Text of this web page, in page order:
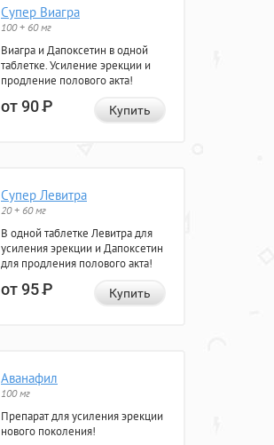
Супер Виагра
100 + 60 мг
Виагра и Дапоксетин в одной
таблетке. Усиление эрекции и
продление полового акта!
от 90Р Купить
Супер Левитра
20 + 60 мг
В одной таблетке Левитра для
усиления эрекции и Дапоксетин
для продления полового акта!
от 95Р Купить
Аванафил
100 мг
Препарат для усиления эрекции
нового поколения!